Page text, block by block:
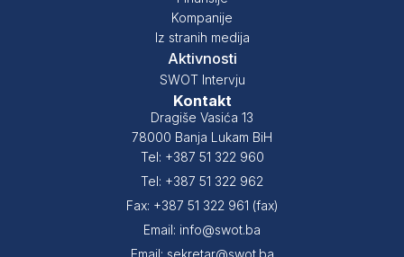
Kompanije
Iz stranih medija
Aktivnosti
SWOT Intervju
Kontakt
Dragiše Vasića 13
78000 Banja Lukam BiH
Tel: +387 51 322 960
Tel: +387 51 322 962
Fax: +387 51 322 961 (fax)
Email: info@swot.ba
Email: sekretar@swot.ba